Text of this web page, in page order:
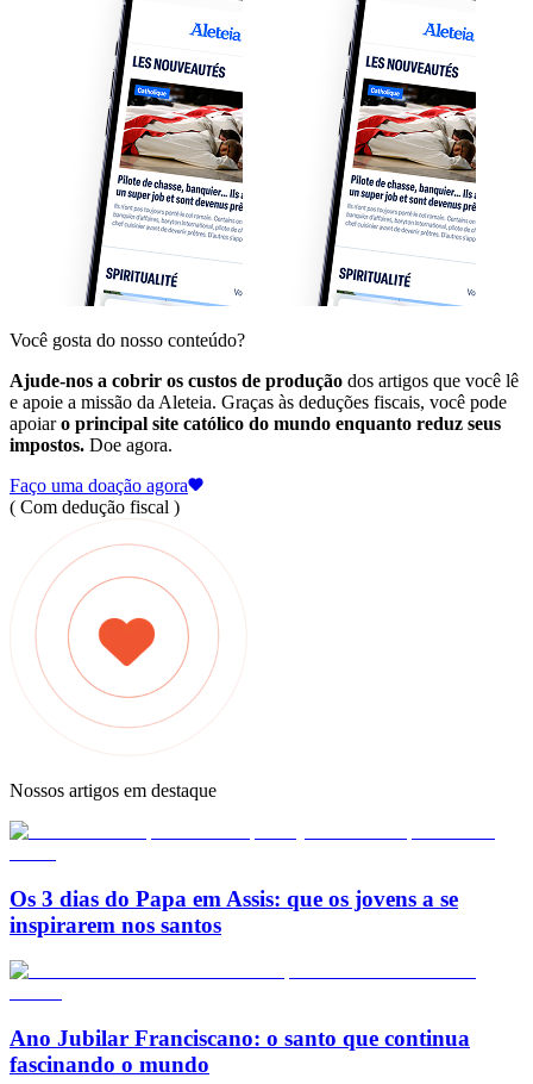
Você gosta do nosso conteúdo?
Ajude-nos a cobrir os custos de produção dos artigos que você lê
e apoie a missão da Aleteia. Graças às deduções fiscais, você pode
apoiaro principal site católico do mundo enquanto reduz seus
impostos. Doe agora.
Faço uma doação agora
( Com dedução fiscal )
Nossos artigos em destaque
Os 3 dias do Papa em Assis: que os jovens a se
inspirarem nos santos
Ano Jubilar Franciscano: o santo que continua
fascinando o mundo